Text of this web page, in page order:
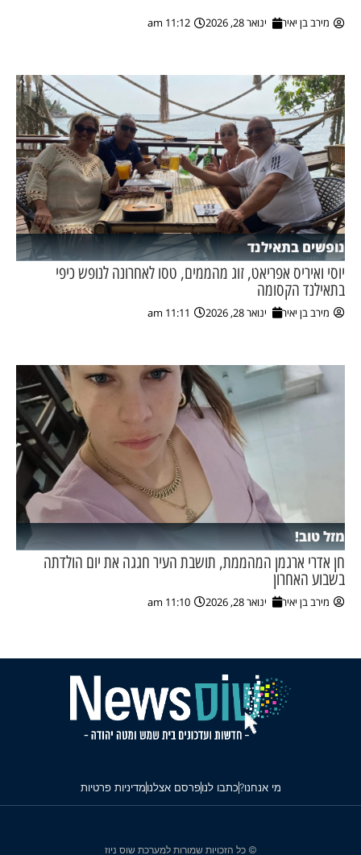
מירב בן יאיר ינואר 28, 2026 11:12 am
נופשים בתאילנד
יוסי ואיריס אפריאט, זוג מהממים, טסו לאחרונה לנופש כיפי
בתאילנד הקסומה
מירב בן יאיר ינואר 28, 2026 11:11 am
מזל טוב!
חן אדרי ארגמן המהממת, תושבת העיר חגגה את יום הולדתה
בשבוע האחרון
מירב בן יאיר ינואר 28, 2026 11:10 am
מי אנחנו?כתבו לנופרסם אצלנומדיניות פרטיות
© כל הזכויות שמורות למערכת שוס ניוז